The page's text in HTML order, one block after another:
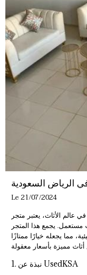
الرياض السعودية
Le 21/07/2024
في عالم الأثاث، يعتبر متجر "UsedKSA" من الوجهات الرائجة لمحبي
مستعمل. يجمع هذا المتجر
مما يجعله خيارًا ممتازًا
1. نبذة عن UsedKSA